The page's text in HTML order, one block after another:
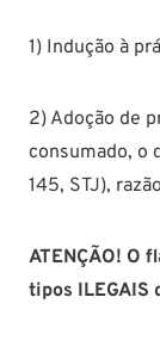
1) Indução à
2) Adoção de
consumado, o
145, STJ),
ATENÇÃO! O
tipos ILEGAIS